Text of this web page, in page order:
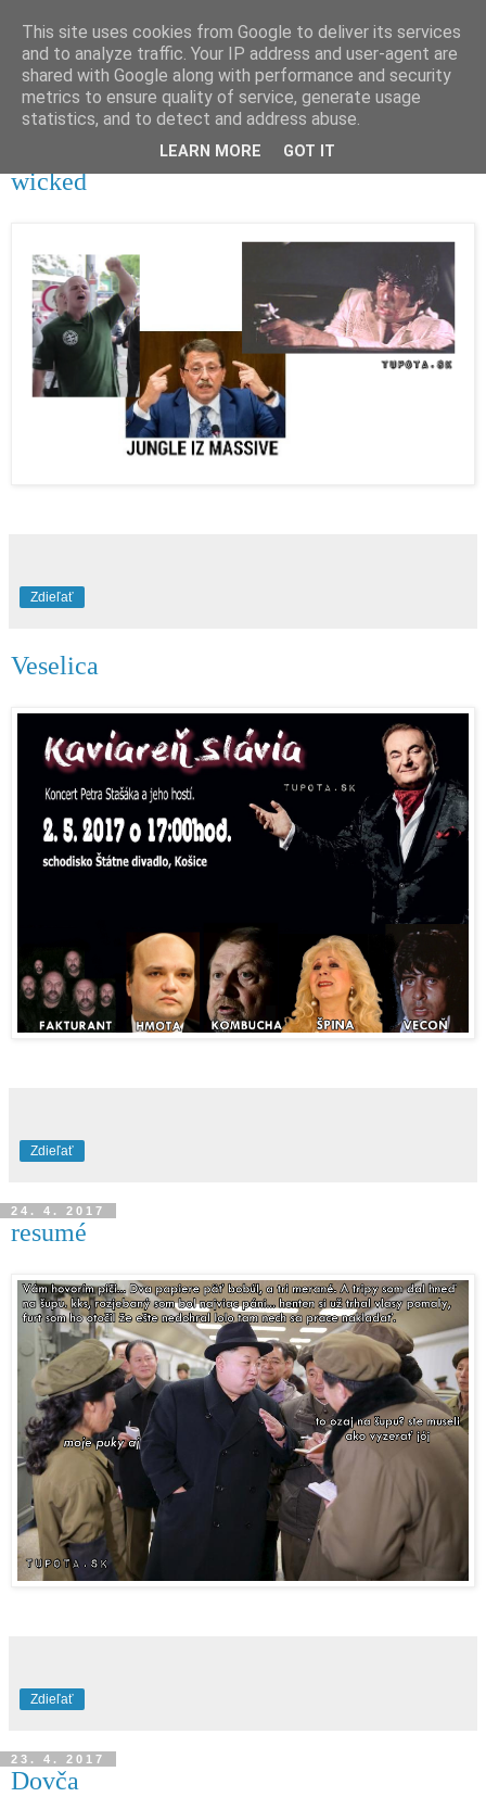
tupota.sk
Nová úroveň tupého humoru.
wicked
Zdieľať
Veselica
Zdieľať
24. 4. 2017
resumé
Zdieľať
23. 4. 2017
Dovča
This site uses cookies from Google to deliver its services
and to analyze traffic. Your IP address and user-agent are
shared with Google along with performance and security
metrics to ensure quality of service, generate usage
statistics, and to detect and address abuse.
LEARN MORE GOT IT